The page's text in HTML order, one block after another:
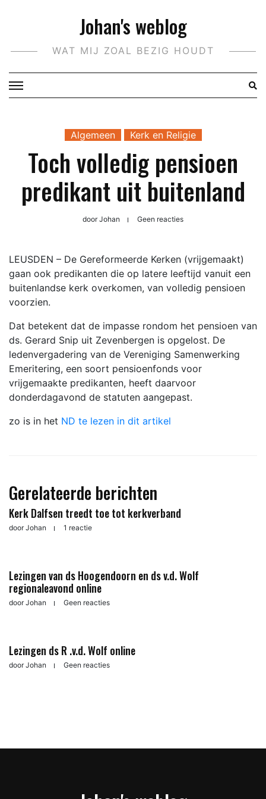
Johan's weblog
WAT MIJ ZOAL BEZIG HOUDT
Algemeen Kerk en Religie
Toch volledig pensioen
predikant uit buitenland
doorJohan Geen reacties
LEUSDEN – De Gereformeerde Kerken (vrijgemaakt)
gaan ook predikanten die op latere leeftijd vanuit een
buitenlandse kerk overkomen, van volledig pensioen
voorzien.
Dat betekent dat de impasse rondom het pensioen van
ds. Gerard Snip uit Zevenbergen is opgelost. De
ledenvergadering van de Vereniging Samenwerking
Emeritering, een soort pensioenfonds voor
vrijgemaakte predikanten, heeft daarvoor
donderdagavond de statuten aangepast.
zo is in het ND te lezen in dit artikel
Gerelateerde berichten
Kerk Dalfsen treedt toe tot kerkverband
doorJohan 1 reactie
Lezingen van ds Hoogendoorn en ds v.d. Wolf
regionaleavond online
doorJohan Geen reacties
Lezingen ds R .v.d. Wolf online
doorJohan Geen reacties